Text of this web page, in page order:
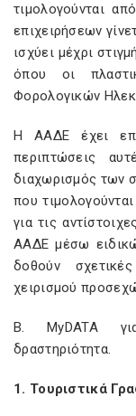
τιμολογούνται
επιχειρήσεων
ισχύει μέχρι
όπου οι
Φορολογικών
Η ΑΑΔΕ έχει
περιπτώσεις
διαχωρισμός των
που
για τις
ΑΑΔΕ μέσω
δοθούν
χειρισμού
Β. MyDATA
δραστηριότητα.
1. Τουριστικά